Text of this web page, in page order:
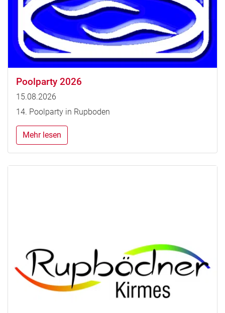
Poolparty 2026
15.08.2026
14. Poolparty in Rupboden
Mehr lesen